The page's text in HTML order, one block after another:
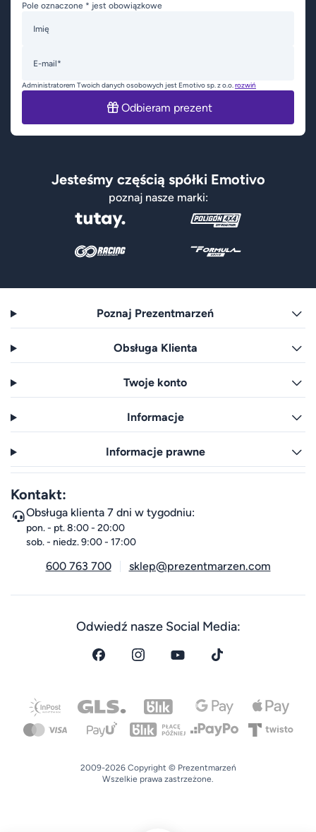
Pole oznaczone * jest obowiązkowe
Imię
E-mail*
Administratorem Twoich danych osobowych jest Emotivo sp. z o.o.rozwiń
Odbieram prezent
Jesteśmy częścią spółki Emotivo
poznaj nasze marki:
Poznaj Prezentmarzeń
Obsługa Klienta
Twoje konto
Informacje
Informacje prawne
Kontakt:
Obsługa klienta 7 dni w tygodniu:
pon. - pt. 8:00 - 20:00
sob. - niedz. 9:00 - 17:00
600 763 700 sklep@prezentmarzen.com
Odwiedź nasze Social Media:
2009-2026 Copyright © Prezentmarzeń
Wszelkie prawa zastrzeżone.